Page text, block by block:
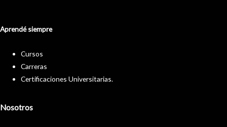
Aprendé siempre
Cursos
Carreras
Certificaciones Universitarias.
Nosotros